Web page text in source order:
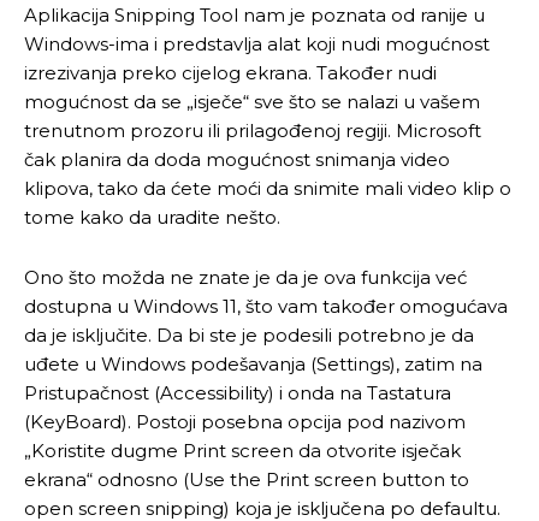
Aplikacija Snipping Tool nam je poznata od ranije u
Windows-ima i predstavlja alat koji nudi mogućnost
izrezivanja preko cijelog ekrana. Također nudi
mogućnost da se „isječe“ sve što se nalazi u vašem
trenutnom prozoru ili prilagođenoj regiji. Microsoft
čak planira da doda mogućnost snimanja video
klipova, tako da ćete moći da snimite mali video klip o
tome kako da uradite nešto.
Ono što možda ne znate je da je ova funkcija već
dostupna u Windows 11, što vam također omogućava
da je isključite. Da bi ste je podesili potrebno je da
uđete u Windows podešavanja (Settings), zatim na
Pristupačnost (Accessibility) i onda na Tastatura
(KeyBoard). Postoji posebna opcija pod nazivom
„Koristite dugme Print screen da otvorite isječak
ekrana“ odnosno (Use the Print screen button to
open screen snipping) koja je isključena po defaultu.